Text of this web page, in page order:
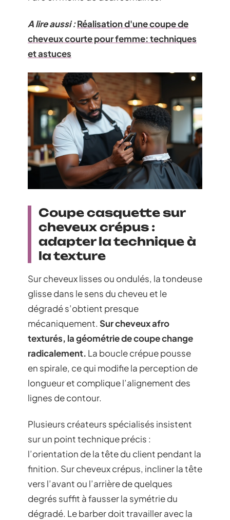
A lire aussi :Réalisation d'une coupe de
cheveux courte pour femme: techniques
et astuces
Coupe casquette sur
cheveux crépus :
adapter la technique à
la texture
Sur cheveux lisses ou ondulés, la tondeuse
glisse dans le sens du cheveu et le
dégradé s’obtient presque
mécaniquement. Sur cheveux afro
texturés, la géométrie de coupe change
radicalement. La boucle crépue pousse
en spirale, ce qui modifie la perception de
longueur et complique l’alignement des
lignes de contour.
Plusieurs créateurs spécialisés insistent
sur un point technique précis :
l’orientation de la tête du client pendant la
finition. Sur cheveux crépus, incliner la tête
vers l’avant ou l’arrière de quelques
degrés suffit à fausser la symétrie du
dégradé. Le barber doit travailler avec la